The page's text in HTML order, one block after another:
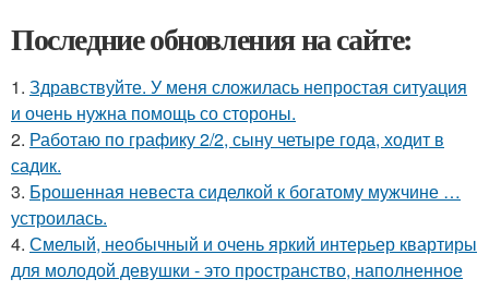
Последние обновления на сайте:
1. Здравствуйте. У меня сложилась непростая ситуация
и очень нужна помощь со стороны.
2. Работаю по графику 2/2, сыну четыре года, ходит в
садик.
3. Брошенная невеста сиделкой к богатому мужчине …
устроилась.
4. Смелый, необычный и очень яркий интерьер квартиры
для молодой девушки - это пространство, наполненное